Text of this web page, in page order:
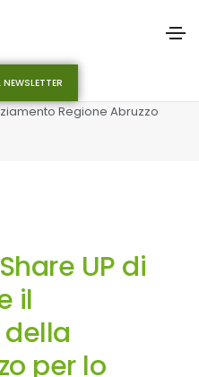
Regione Abruzzo
UP di
il
per lo